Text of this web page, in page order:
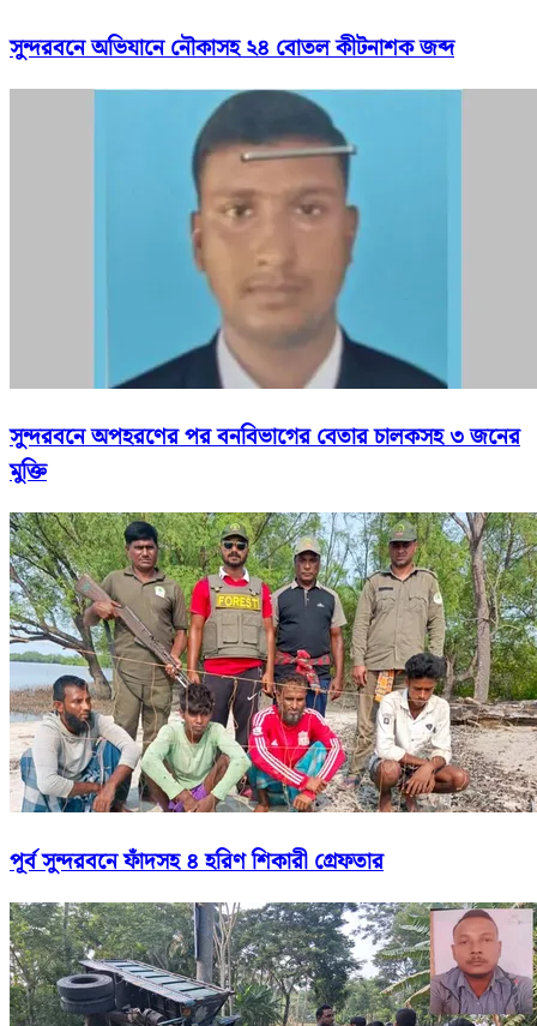
সুন্দরবনে অভিযানে নৌকাসহ ২৪ বোতল কীটনাশক জব্দ
সুন্দরবনে অপহরণের পর বনবিভাগের বেতার চালকসহ ৩ জনের
মুক্তি
পূর্ব সুন্দরবনে ফাঁদসহ ৪ হরিণ শিকারী গ্রেফতার